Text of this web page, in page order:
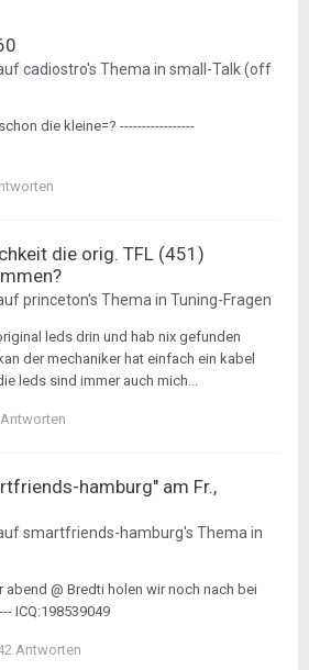
cadiostro's Thema in small-Talk (off
die kleine=? -----------------
die orig. TFL (451)
princeton's Thema in Tuning-Fragen
leds drin und hab nix gefunden
der mechaniker hat einfach ein kabel
leds sind immer auch mich...
hamburg" am Fr.,
smartfriends-hamburg's Thema in
abend @ Bredti holen wir noch nach bei
ICQ:198539049
Antworten